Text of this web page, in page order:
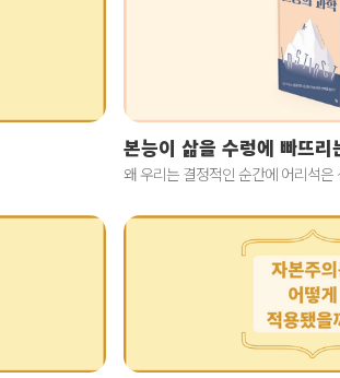
본능이 삶을 수렁에 빠뜨리
왜 우리는 결정적인 순간에 어리석은